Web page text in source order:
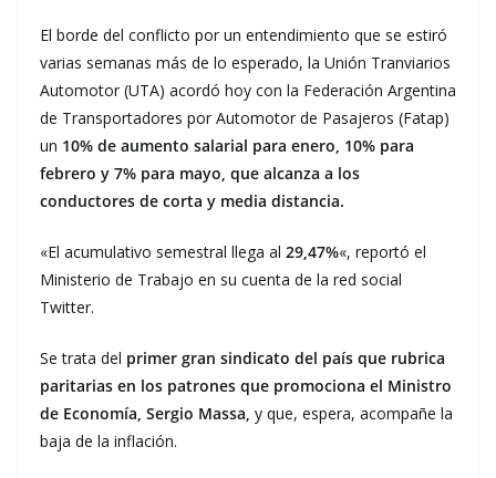
El borde del conflicto por un entendimiento que se estiró
varias semanas más de lo esperado, la Unión Tranviarios
Automotor (UTA) acordó hoy con la Federación Argentina
de Transportadores por Automotor de Pasajeros (Fatap)
un 10% de aumento salarial para enero, 10% para
febrero y 7% para mayo, que alcanza a los
conductores de corta y media distancia.
«El acumulativo semestral llega al 29,47%«, reportó el
Ministerio de Trabajo en su cuenta de la red social
Twitter.
Se trata del primer gran sindicato del país que rubrica
paritarias en los patrones que promociona el Ministro
de Economía, Sergio Massa, y que, espera, acompañe la
baja de la inflación.